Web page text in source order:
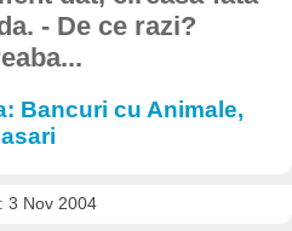
- De ce razi?
Bancuri cu Animale,
3 Nov 2004